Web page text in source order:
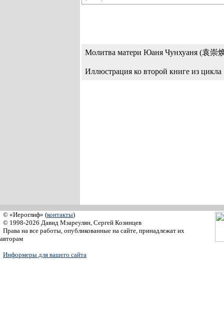
Молитва матери Юаня Чунхуаня (袁
Иллюстрация ко второй книге из
© «Иероглиф» (контакты)
© 1998-2026 Давид Мзареулян, Сергей Козинцев
Права на все работы, опубликованные на сайте, принадлежат их
авторам
Информеры для вашего сайта